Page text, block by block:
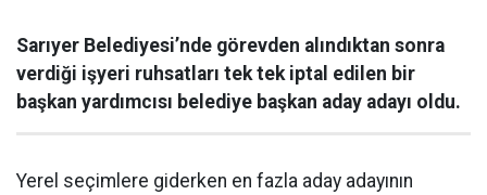
Sarıyer Belediyesi’nde görevden alındıktan sonra
verdiği işyeri ruhsatları tek tek iptal edilen bir
başkan yardımcısı belediye başkan aday adayı oldu.
Yerel seçimlere giderken en fazla aday adayının